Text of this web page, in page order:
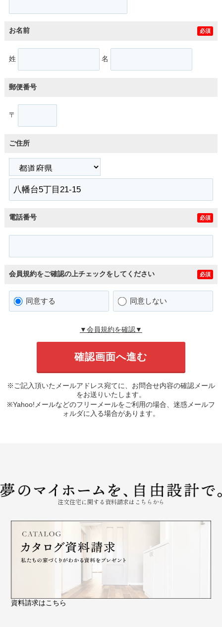
お名前 必須
姓 名
郵便番号
〒
ご住所
電話番号 必須
会員規約をご確認の上チェックをしてください 必須
同意する 同意しない
▼会員規約を確認▼
※ご記入頂いたメールアドレス宛てに、お問合せ内容の確認メール
をお送りいたします。
※Yahoo!メールなどのフリーメールをご利用の場合、迷惑メールフ
ォルダに入る場合があります。
注文住宅に関する資料請求はこちらから
資料請求はこちら